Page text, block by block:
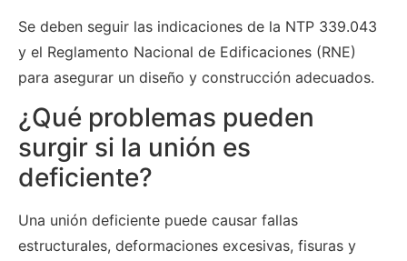
Se deben seguir las indicaciones de la NTP 339.043
y el Reglamento Nacional de Edificaciones (RNE)
para asegurar un diseño y construcción adecuados.
¿Qué problemas pueden
surgir si la unión es
deficiente?
Una unión deficiente puede causar fallas
estructurales, deformaciones excesivas, fisuras y